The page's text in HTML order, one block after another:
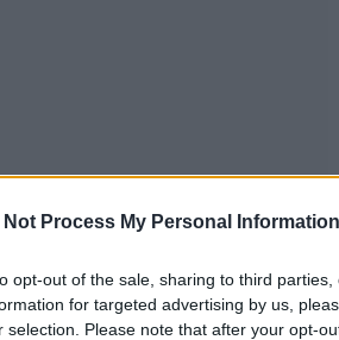
Not Process My Personal Information
opt-out of the sale, sharing to third
for targeted advertising by us,
selection. Please note that after your opt-